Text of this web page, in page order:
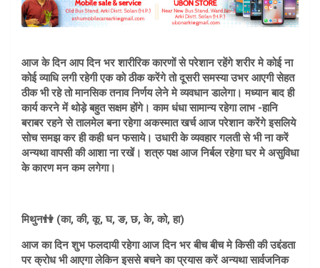
आज के दिन आप दिन भर शारीरिक कारणों से परेशान रहेंगे शरीर मे कोई ना
कोई व्याधि लगी रहेगी एक को ठीक करेंगे तो दूसरी समस्या उभर आएगी सेहत
ठीक भी रहे तो मानसिक तनाव निर्णय लेने मे व्यवधान डालेगा। मध्यान बाद ही
कार्य करने में थोड़े बहुत सक्षम होंगे। काम धंधा सामान्य रहेगा लाभ -हानि
बराबर रहने से तालमेल बना रहेगा अकस्मात खर्च आज परेशान करेंगे इसलिये
सोच समझ कर ही कही धन फसाये। उधारी के व्यवहार गलती से भी ना करें
अन्यथा वापसी की आशा ना रखें। शत्रु पक्ष आज निर्बल रहेगा घर मे असुविधा
के कारण मन कम लगेगा।
मिथुन👫 (का, की, कू, घ, ङ, छ, के, को, हा)
आज का दिन शुभ फलदायी रहेगा आज दिन भर बीच बीच मे किसी की उद्दंडता
पर क्रोध भी आएगा लेकिन इससे बचने का प्रयास करें अन्यथा सार्वजनिक